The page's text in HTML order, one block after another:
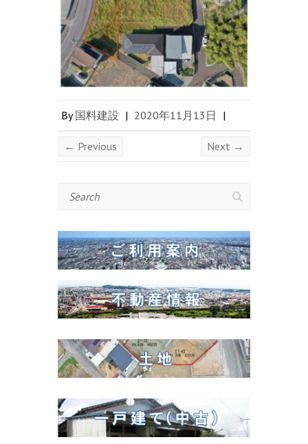
By国料建設 | 2020年11月13日 |
← Previous Next →
Search